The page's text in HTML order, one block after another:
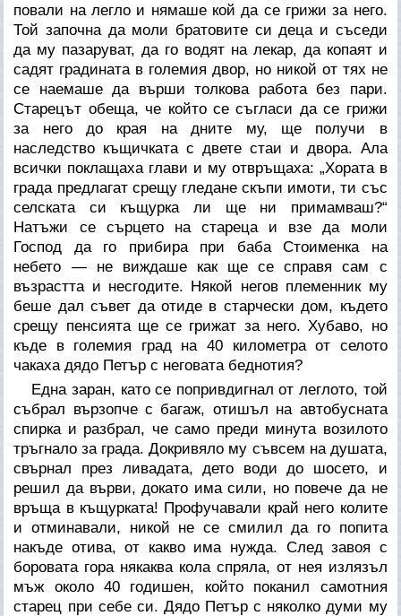
повали на легло и нямаше кой да се грижи за него.
Той започна да моли братовите си деца и съседи
да му пазаруват, да го водят на лекар, да копаят и
садят градината в големия двор, но никой от тях не
се наемаше да върши толкова работа без пари.
Старецът обеща, че който се съгласи да се грижи
за него до края на дните му, ще получи в
наследство къщичката с двете стаи и двора. Ала
всички поклащаха глави и му отвръщаха: „Хората в
града предлагат срещу гледане скъпи имоти, ти със
селската си къщурка ли ще ни примамваш?“
Натъжи се сърцето на стареца и взе да моли
Господ да го прибира при баба Стоименка на
небето — не виждаше как ще се справя сам с
възрастта и несгодите. Някой негов племенник му
беше дал съвет да отиде в старчески дом, където
срещу пенсията ще се грижат за него. Хубаво, но
къде в големия град на 40 километра от селото
чакаха дядо Петър с неговата беднотия?
Една заран, като се попривдигнал от леглото, той
събрал вързопче с багаж, отишъл на автобусната
спирка и разбрал, че само преди минута возилото
тръгнало за града. Докривяло му съвсем на душата,
свърнал през ливадата, дето води до шосето, и
решил да върви, докато има сили, но повече да не
връща в къщурката! Профучавали край него колите
и отминавали, никой не се смилил да го попита
накъде отива, от какво има нужда. След завоя с
боровата гора някаква кола спряла, от нея излязъл
мъж около 40 годишен, който поканил самотния
старец при себе си. Дядо Петър с няколко думи му